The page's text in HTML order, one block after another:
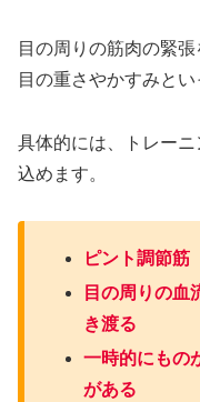
目の周りの筋肉の緊
目の重さやかすみと
具体的には、トレー
込めます。
ピント調節筋
目の周りの血
き渡る
一時的にもの
がある